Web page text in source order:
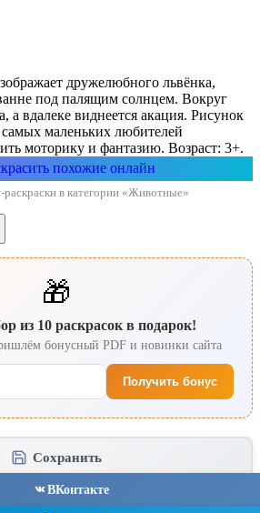
дружелюбного львёнка,
под палящим солнцем. Вокруг
а вдалеке виднеется акация. Рисунок
маленьких любителей
моторику и фантазию. Возраст: 3+.
похожие онлайн
в категории «Животные»
🎁
из 10 раскрасок в подарок!
бонусный PDF и новинки сайта
Получить бонус
Сохранить
ВКонтакте